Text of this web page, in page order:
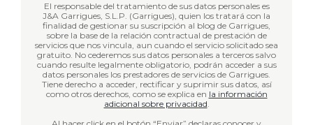
El responsable del tratamiento de sus datos personales es
J&A Garrigues, S.L.P. (Garrigues), quien los tratará con la
finalidad de gestionar su suscripción al blog de Garrigues,
sobre la base de la relación contractual de prestación de
servicios que nos vincula, aun cuando el servicio solicitado sea
gratuito. No cederemos sus datos personales a terceros salvo
cuando resulte legalmente obligatorio, podrán acceder a sus
datos personales los prestadores de servicios de Garrigues.
Tiene derecho a acceder, rectificar y suprimir sus datos, así
como otros derechos, como se explica en la información
adicional sobre privacidad.